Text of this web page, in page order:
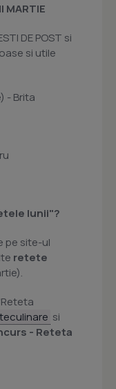
MARTIE
DE POST si
si utile
- Brita
lunii"?
pe site-ul
retete
si
- Reteta